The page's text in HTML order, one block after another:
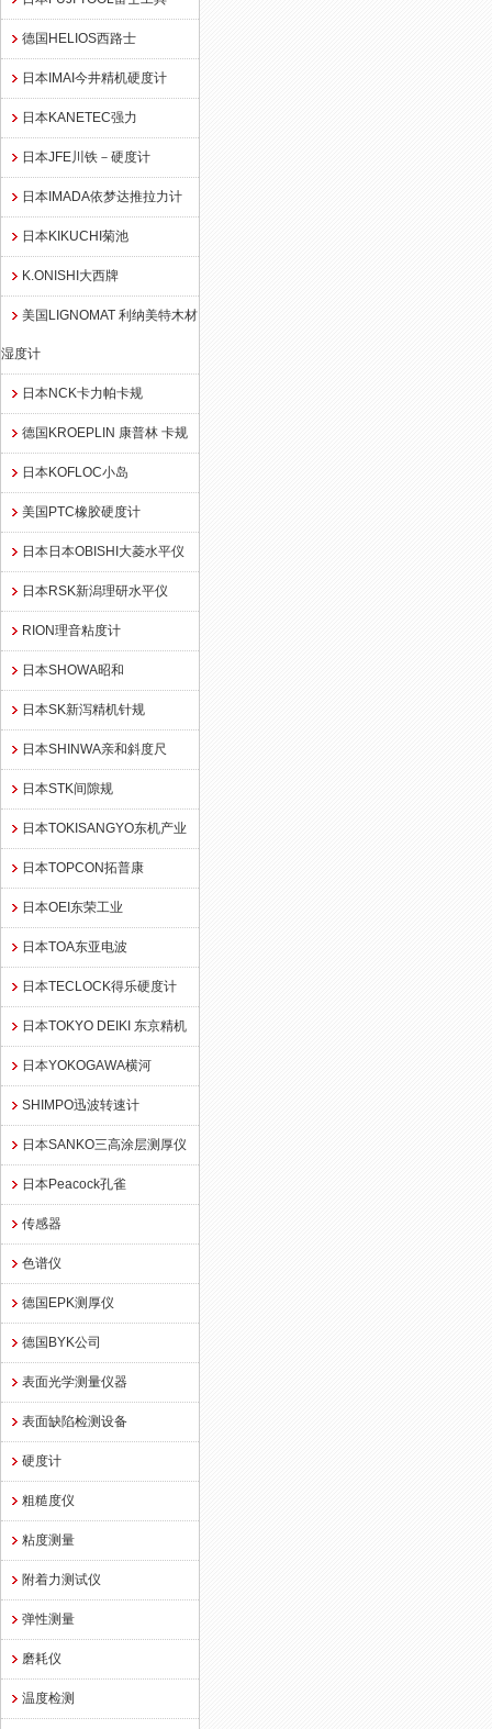
德国HELIOS西路士
日本IMAI今井精机硬度计
日本KANETEC强力
日本JFE川铁－硬度计
日本IMADA依梦达推拉力计
日本KIKUCHI菊池
K.ONISHI大西牌
美国LIGNOMAT 利纳美特木材
湿度计
日本NCK卡力帕卡规
德国KROEPLIN 康普林 卡规
日本KOFLOC小岛
美国PTC橡胶硬度计
日本日本OBISHI大菱水平仪
日本RSK新潟理研水平仪
RION理音粘度计
日本SHOWA昭和
日本SK新泻精机针规
日本SHINWA亲和斜度尺
日本STK间隙规
日本TOKISANGYO东机产业
日本TOPCON拓普康
日本OEI东荣工业
日本TOA东亚电波
日本TECLOCK得乐硬度计
日本TOKYO DEIKI 东京精机
日本YOKOGAWA横河
SHIMPO迅波转速计
日本SANKO三高涂层测厚仪
日本Peacock孔雀
传感器
色谱仪
德国EPK测厚仪
德国BYK公司
表面光学测量仪器
表面缺陷检测设备
硬度计
粗糙度仪
粘度测量
附着力测试仪
弹性测量
磨耗仪
温度检测